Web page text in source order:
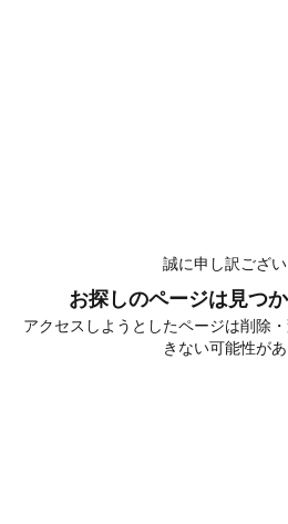
誠に申し訳ござ
お探しのページは見つ
アクセスしようとしたページは削除
きない可能性が